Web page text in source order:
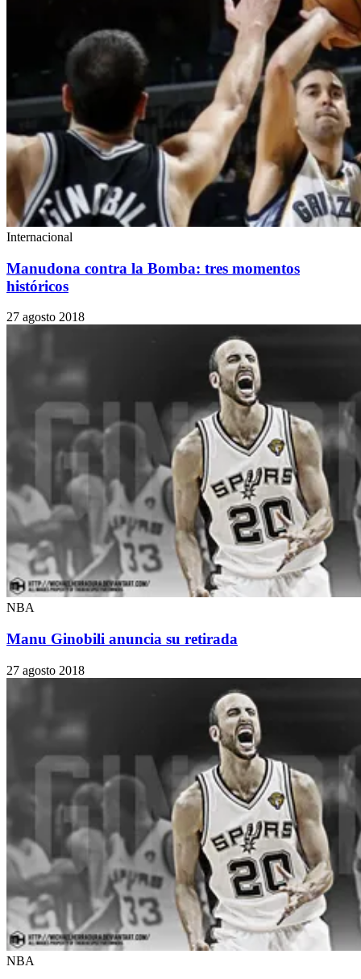
Internacional
Manudona contra la Bomba: tres momentos
históricos
27 agosto 2018
NBA
Manu Ginobili anuncia su retirada
27 agosto 2018
NBA